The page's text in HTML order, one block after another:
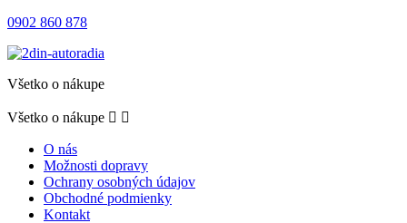
0902 860 878
Všetko o nákupe
Všetko o nákupe  
O nás
Možnosti dopravy
Ochrany osobných údajov
Obchodné podmienky
Kontakt